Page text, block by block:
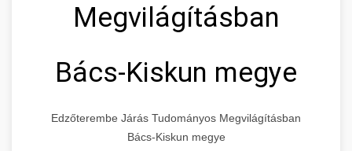
Megvilágításban
Bács-Kiskun megye
Edzőterembe Járás Tudományos Megvilágításban
Bács-Kiskun megye